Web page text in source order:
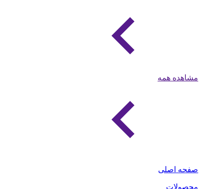
مشاهده همه
صفحه اصلی
محصولات